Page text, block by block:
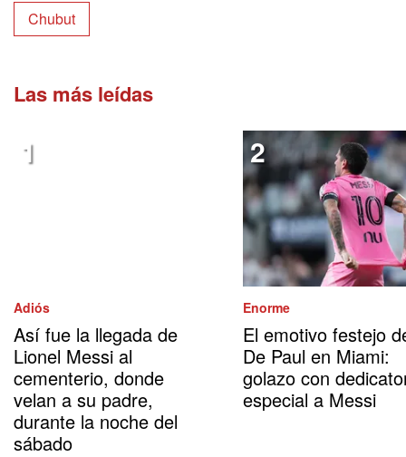
Chubut
Las más leídas
Adiós
Así fue la llegada de
Lionel Messi al
cementerio, donde
velan a su padre,
durante la noche del
sábado
Enorme
El emotivo festejo
De Paul en Miami:
golazo con
especial a Messi